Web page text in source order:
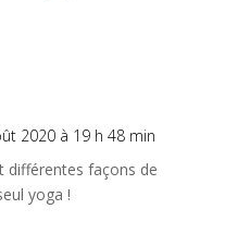
2020 à 19 h 48 min
différentes façons de
yoga !